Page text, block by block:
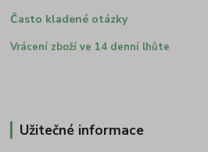
Často kladené otázky
Vrácení zboží ve 14 denní lhůte
Užitečné informace